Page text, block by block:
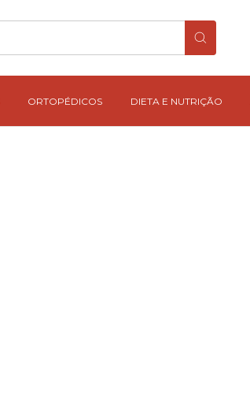
ORTOPÉDICOS DIETA E NUTRIÇÃO